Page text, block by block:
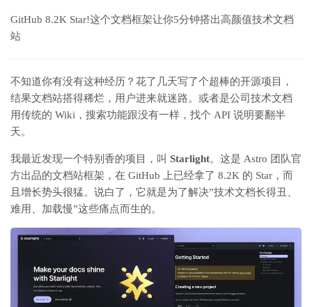
GitHub 8.2K Star!这个文档框架让你5分钟搭出高颜值技术文档
站
不知道你有没有这种经历？花了几天写了个超棒的开源项目，
结果文档站搭得稀烂，用户进来就迷路。或者是公司技术文档
用传统的 Wiki，搜索功能跟没有一样，找个 API 说明要翻半
天。
我最近发现一个特别香的项目，叫 Starlight。这是 Astro 团队官
方出品的文档站框架，在 GitHub 上已经拿了 8.2K 的 Star，而
且增长势头很猛。说白了，它就是为了解决”技术文档长得丑、
难用、加载慢”这些痛点而生的。